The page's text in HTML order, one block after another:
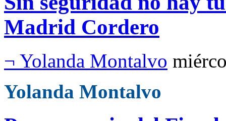
Madrid Cordero
¬ Yolanda Montalvo
Yolanda Montalvo